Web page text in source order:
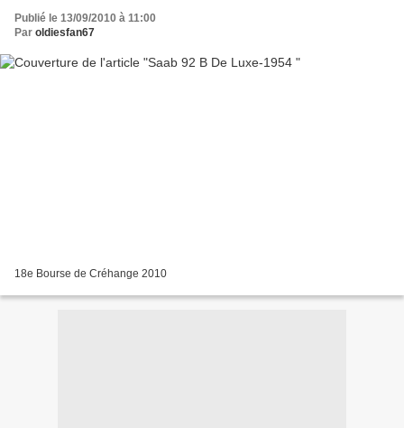
Publié le 13/09/2010 à 11:00
Par oldiesfan67
18e Bourse de Créhange 2010